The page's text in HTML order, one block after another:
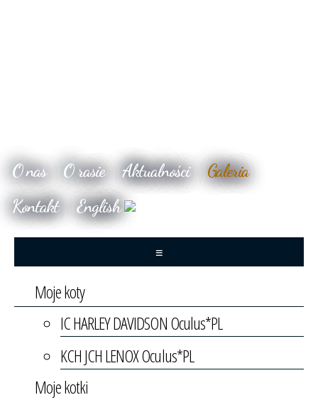
O nas O rasie Aktualności
Galeria
Kontakt
English
≡
Moje koty
IC HARLEY DAVIDSON Oculus*PL
KCH JCH LENOX Oculus*PL
Moje kotki